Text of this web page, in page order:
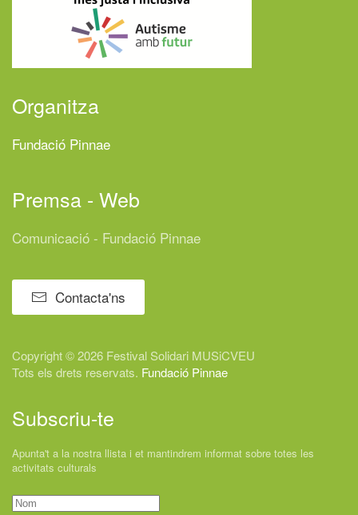
Organitza
Fundació Pinnae
Premsa - Web
Comunicació - Fundació Pinnae
Contacta'ns
Copyright © 2026 Festival Solidari MUSiCVEU
Tots els drets reservats. Fundació Pinnae
Subscriu-te
Apunta't a la nostra llista i et mantindrem informat sobre totes les
activitats culturals